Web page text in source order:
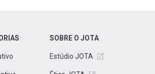
SOBRE O JOTA
Estúdio JOTA